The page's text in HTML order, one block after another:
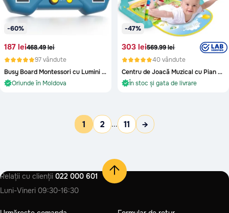
-60%
187 lei468.49 lei
97 vândute
Busy Board Montessori cu Lumini LED – Consolă Interactivă de Joacă și Învățare
În stoc și gata de livrare
-47%
303 lei569.99 lei
40 vândute
Centru de Joacă Muzical cu Pian pentru Bebeluși
În stoc și gata de livrare
1 2 ... 11 →
Relații cu clienții 022 000 601
Luni-Vineri 09:30-16:30